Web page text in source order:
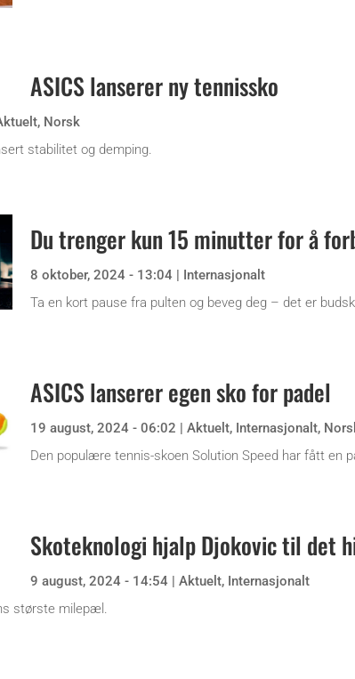
ASICS lanserer ny tennissko
, Norsk
stabilitet og demping.
Du trenger kun 15 minutter for å
8 oktober, 2024 - 13:04 | Internasjonalt
Ta en kort pause fra pulten og beveg deg – det er
ASICS lanserer egen sko for padel
19 august, 2024 - 06:02 | Aktuelt, Internasjonalt,
Den populære tennis-skoen Solution Speed har fått en
Skoteknologi hjalp Djokovic til det
9 august, 2024 - 14:54 | Aktuelt, Internasjonalt
største milepæl.